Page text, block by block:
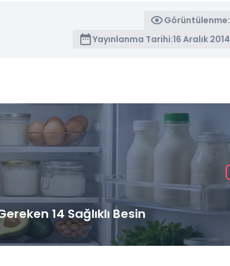
Görüntülenme:
Yayınlanma Tarihi:16 Aralık 2014
14 Sağlıklı Besin